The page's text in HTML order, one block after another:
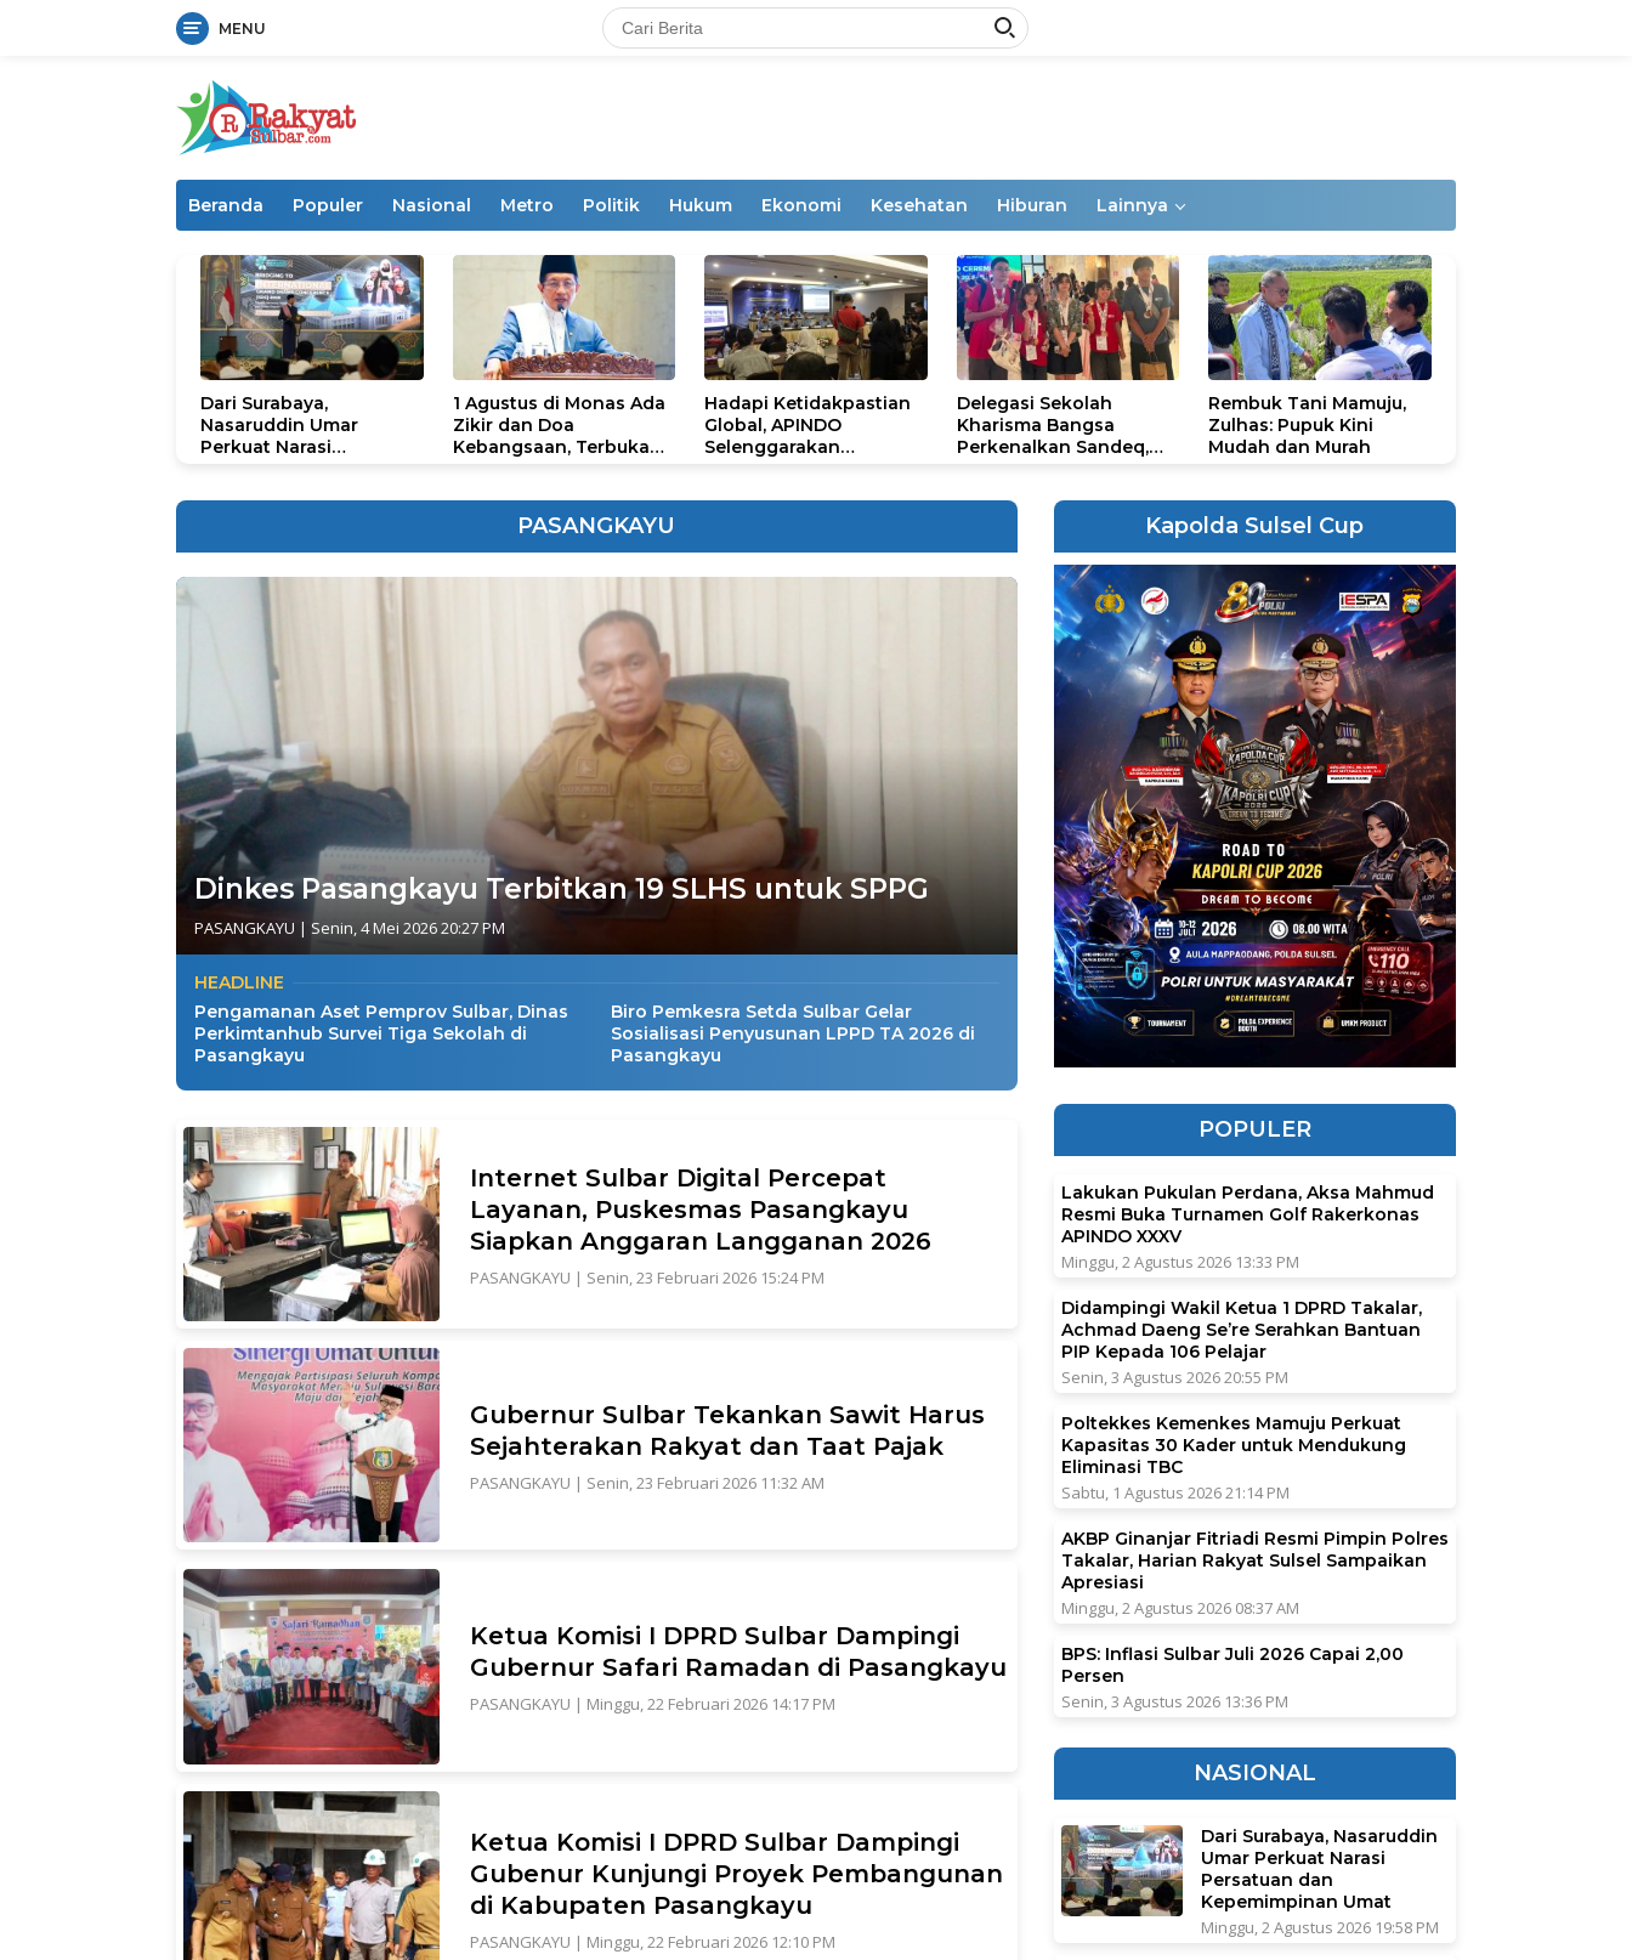
MENU
Beranda Populer Nasional Metro Politik Hukum Ekonomi Kesehatan Hiburan Lainnya
Dari Surabaya,
Nasaruddin Umar
Perkuat Narasi
1 Agustus di Monas Ada
Zikir dan Doa
Kebangsaan, Terbuka
Hadapi Ketidakpastian
Global, APINDO
Selenggarakan
Delegasi Sekolah
Kharisma Bangsa
Perkenalkan Sandeq,
STEAM Olympiad 2026
Rembuk Tani Mamuju,
Zulhas: Pupuk Kini
Mudah dan Murah
PASANGKAYU
Dinkes Pasangkayu Terbitkan 19 SLHS untuk SPPG
PASANGKAYU | Senin, 4 Mei 2026 20:27 PM
HEADLINE
Pengamanan Aset Pemprov Sulbar, Dinas
Perkimtanhub Survei Tiga Sekolah di
Pasangkayu
Biro Pemkesra Setda Sulbar Gelar
Sosialisasi Penyusunan LPPD TA 2026 di
Pasangkayu
Internet Sulbar Digital Percepat
Layanan, Puskesmas Pasangkayu
Siapkan Anggaran Langganan 2026
PASANGKAYU | Senin, 23 Februari 2026 15:24 PM
Gubernur Sulbar Tekankan Sawit Harus
Sejahterakan Rakyat dan Taat Pajak
PASANGKAYU | Senin, 23 Februari 2026 11:32 AM
Ketua Komisi I DPRD Sulbar Dampingi
Gubernur Safari Ramadan di Pasangkayu
PASANGKAYU | Minggu, 22 Februari 2026 14:17 PM
Ketua Komisi I DPRD Sulbar Dampingi
Gubenur Kunjungi Proyek Pembangunan
di Kabupaten Pasangkayu
PASANGKAYU | Minggu, 22 Februari 2026 12:10 PM
Kapolda Sulsel Cup
POPULER
Lakukan Pukulan Perdana, Aksa Mahmud
Resmi Buka Turnamen Golf Rakerkonas
APINDO XXXV
Minggu, 2 Agustus 2026 13:33 PM
Didampingi Wakil Ketua 1 DPRD Takalar,
Achmad Daeng Se’re Serahkan Bantuan
PIP Kepada 106 Pelajar
Senin, 3 Agustus 2026 20:55 PM
Poltekkes Kemenkes Mamuju Perkuat
Kapasitas 30 Kader untuk Mendukung
Eliminasi TBC
Sabtu, 1 Agustus 2026 21:14 PM
AKBP Ginanjar Fitriadi Resmi Pimpin Polres
Takalar, Harian Rakyat Sulsel Sampaikan
Apresiasi
Minggu, 2 Agustus 2026 08:37 AM
BPS: Inflasi Sulbar Juli 2026 Capai 2,00
Persen
Senin, 3 Agustus 2026 13:36 PM
NASIONAL
Dari Surabaya, Nasaruddin
Umar Perkuat Narasi
Persatuan dan
Kepemimpinan Umat
Minggu, 2 Agustus 2026 19:58 PM